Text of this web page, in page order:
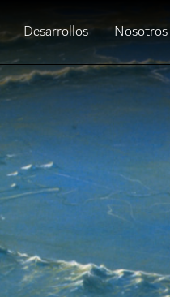
Desarrollos Nosotros